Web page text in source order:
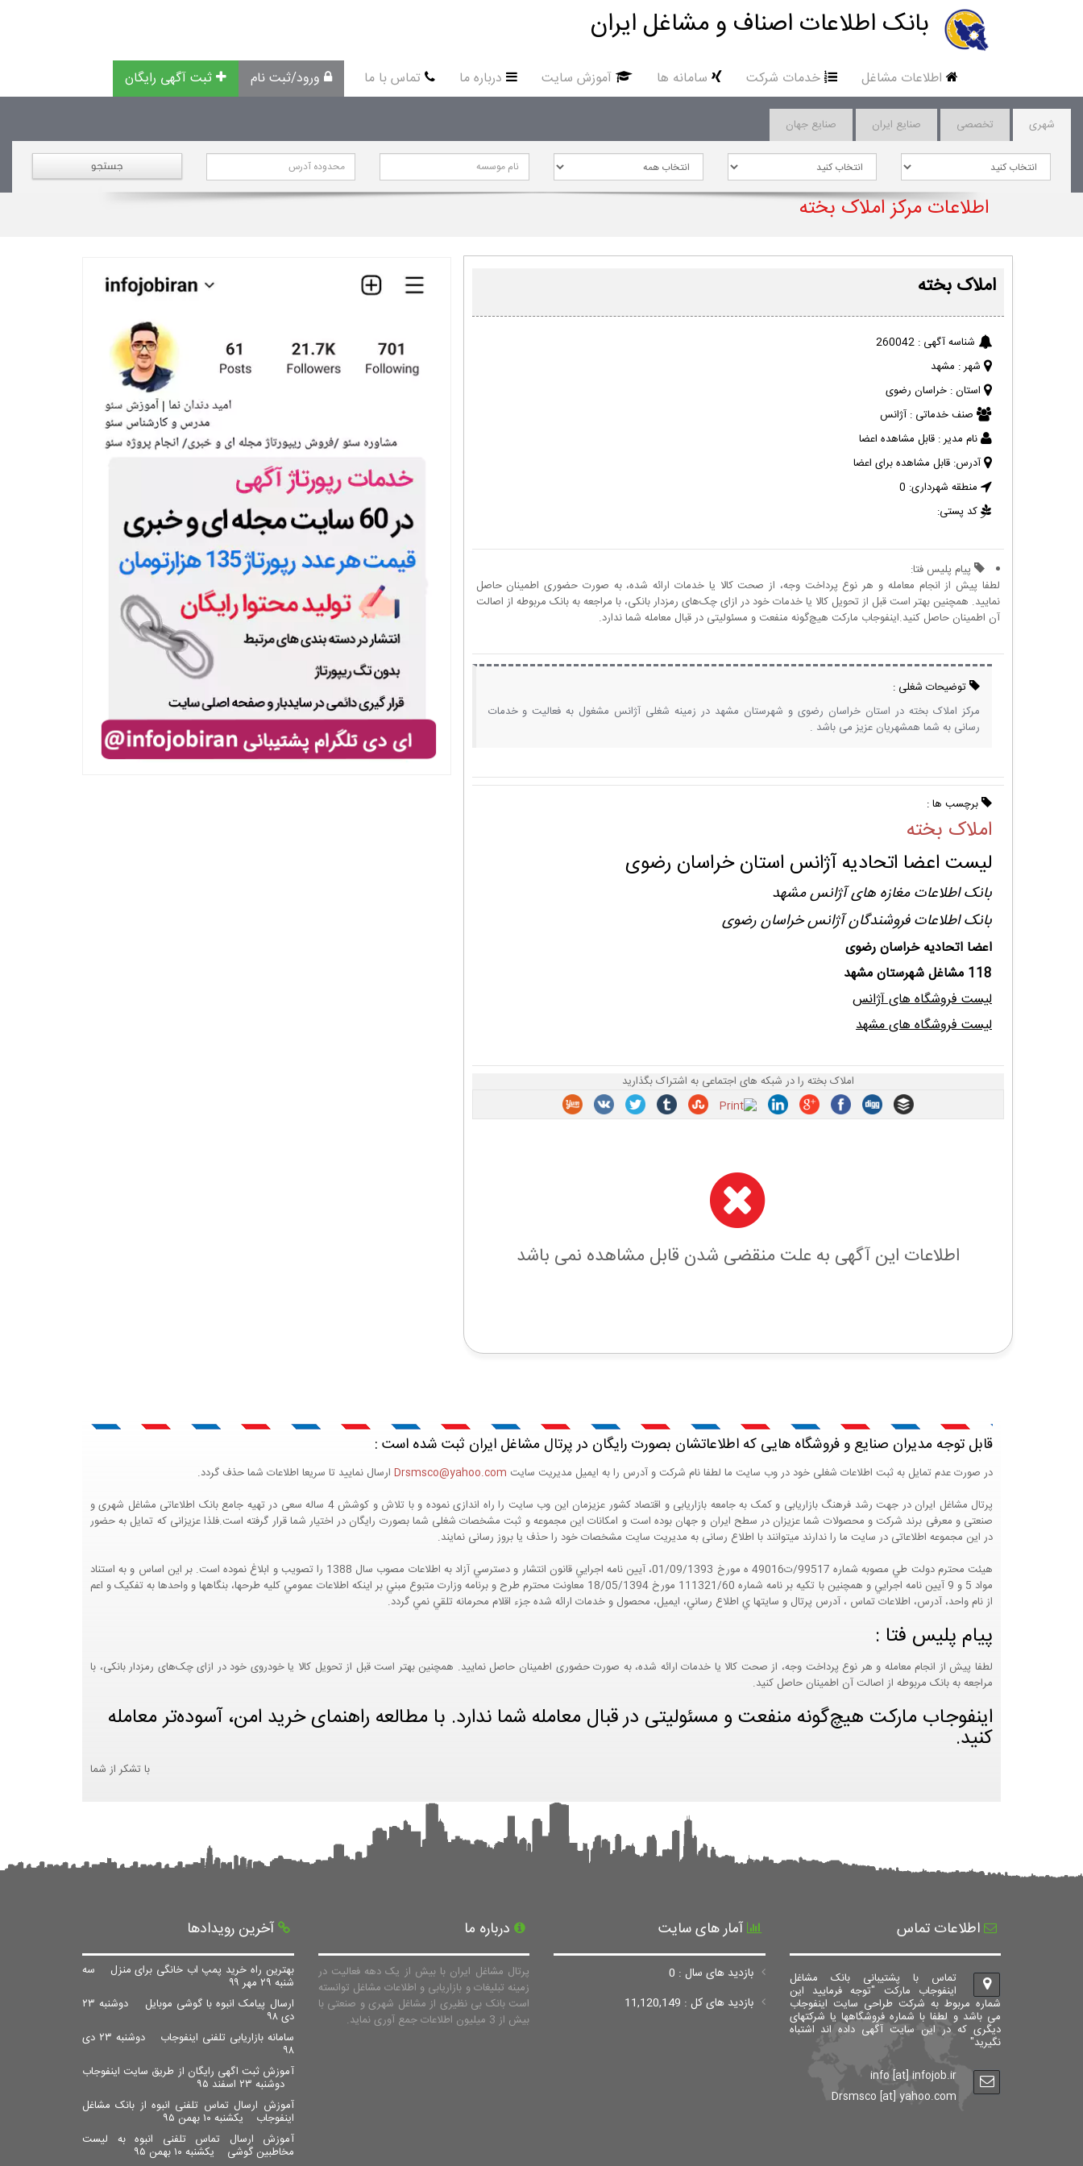
بانک اطلاعات اصناف و مشاغل ایران
اطلاعات مشاغل خدمات شرکت سامانه ها آموزش سایت درباره ما تماس با ما ورود/ثبت نام ثبت آگهی رایگان
شهری تخصصی صنایع ایران صنایع جهان
جستجو
اطلاعات مرکز املاک بخته
املاک بخته
شناسه آگهی : 260042
شهر : مشهد
استان : خراسان رضوی
صنف خدماتی : آژانس
نام مدیر : قابل مشاهده اعضا
آدرس: قابل مشاهده برای اعضا
منطقه شهرداری: 0
کد پستی:
پیام پلیس فتا:
لطفا پیش از انجام معامله و هر نوع پرداخت وجه، از صحت کالا یا خدمات ارائه شده، به صورت حضوری اطمینان حاصل
نمایید. همچنین بهتر است قبل از تحویل کالا یا خدمات خود در ازای چک‌های رمزدار بانکی، با مراجعه به بانک مربوطه از اصالت
آن اطمینان حاصل کنید.اینفوجاب مارکت هیچ‌گونه منفعت و مسئولیتی در قبال معامله شما ندارد.
توضیحات شغلی :
مرکز املاک بخته در استان خراسان رضوی و شهرستان مشهد در زمینه شغلی آژانس مشغول به فعالیت و خدمات
رسانی به شما همشهریان عزیز می باشد .
برچسب ها :
املاک بخته
لیست اعضا اتحادیه آژانس استان خراسان رضوی
بانک اطلاعات مغازه های آژانس مشهد
بانک اطلاعات فروشندگان آژانس خراسان رضوی
اعضا اتحادیه خراسان رضوی
118 مشاغل شهرستان مشهد
لیست فروشگاه های آژانس
لیست فروشگاه های مشهد
املاک بخته را در شبکه های اجتماعی به اشتراک بگذارید
اطلاعات این آگهی به علت منقضی شدن قابل مشاهده نمی باشد
قابل توجه مدیران صنایع و فروشگاه هایی که اطلاعاتشان بصورت رایگان در پرتال مشاغل ایران ثبت شده است :
در صورت عدم تمایل به ثبت اطلاعات شغلی خود در وب سایت ما لطفا نام شرکت و آدرس را به ایمیل مدیریت سایت Drsmsco@yahoo.com ارسال نمایید تا سریعا اطلاعات شما حذف گردد.
پرتال مشاغل ایران در جهت رشد فرهنگ بازاریابی و کمک به جامعه بازاریابی و اقتصاد کشور عزیزمان این وب سایت را راه اندازی نموده و با تلاش و کوشش 4 ساله سعی در تهیه جامع بانک اطلاعاتی مشاغل شهری و
صنعتی و معرفی برند شرکت و محصولات شما عزیزان در سطح ایران و جهان بوده است و امکانات این مجموعه و ثبت مشخصات شغلی شما بصورت رایگان در اختیار شما قرار گرفته است.فلذا عزیزانی که تمایل به حضور
در این مجموعه اطلاعاتی در سایت ما را ندارند میتوانند با اطلاع رسانی به مدیریت سایت مشخصات خود را حذف یا بروز رسانی نمایند.
هيئت محترم دولت طي مصوبه شماره 99517/ت49016 ه مورخ 01/09/1393، آيين نامه اجرايي قانون انتشار و دسترسي آزاد به اطلاعات مصوب سال 1388 را تصويب و ابلاغ نموده است. بر اين اساس و به استناد
مواد 5 و 9 آيين نامه اجرايي و همچنين با تکيه بر نامه شماره 111321/60 مورخ 18/05/1394 معاونت محترم طرح و برنامه وزارت متبوع مبني بر اينکه اطلاعات عمومي کليه طرحها، بنگاهها و واحدها به تفکيک و اعم
از نام واحد، آدرس، اطلاعات تماس ، آدرس پرتال و سايتها ي اطلاع رساني، ايميل، محصول و خدمات ارائه شده جزء اقلام محرمانه تلقي نمي گردد.
پیام پلیس فتا :
لطفا پیش از انجام معامله و هر نوع پرداخت وجه، از صحت کالا یا خدمات ارائه شده، به صورت حضوری اطمینان حاصل نمایید. همچنین بهتر است قبل از تحویل کالا یا خودروی خود در ازای چک‌های رمزدار بانکی، با
مراجعه به بانک مربوطه از اصالت آن اطمینان حاصل کنید.
اینفوجاب مارکت هیچ‌گونه منفعت و مسئولیتی در قبال معامله شما ندارد. با مطالعه راهنمای خرید امن، آسوده‌تر معامله
کنید.
با تشکر از شما
اطلاعات تماس
تماس با پشتیبانی بانک مشاغل
اینفوجاب مارکت "توجه فرمایید این
شماره مربوط به شرکت طراحی سایت اینفوجاب
می باشد و لطفا با شماره فروشگاهها یا شرکتهای
دیگری که در این سایت آگهی داده اند اشتباه
نگیرید"
info [at] infojob.ir
Drsmsco [at] yahoo.com
آمار های سایت
بازدید های سال : 0
بازدید های کل : 11,120,149
درباره ما
پرتال مشاغل ایران با بیش از یک دهه فعالیت در
زمینه تبلیغات و بازاریابی و اطلاعات مشاغل توانسته
است بانک بی نظیری از مشاغل شهری و صنعتی با
بیش از 3 میلیون اطلاعات جمع آوری نماید.
آخرین رویدادها
بهترین راه خرید پمپ اب خانگی برای منزل سه
شنبه ۲۹ مهر ۹۹
ارسال پیامک انبوه با گوشی موبایل
دوشنبه ۲۳
دی ۹۸
سامانه بازاریابی تلفنی اینفوجاب
دوشنبه ۲۳ دی
۹۸
آموزش ثبت اگهی رایگان از طریق سایت اینفوجاب
دوشنبه ۲۳ اسفند ۹۵
آموزش ارسال تماس تلفنی انبوه از بانک مشاغل
اینفوجاب یکشنبه ۱۰ بهمن ۹۵
آموزش ارسال تماس تلفنی انبوه به لیست
مخاطبین گوشی یکشنبه ۱۰ بهمن ۹۵